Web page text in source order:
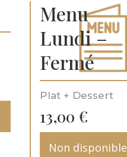
Menu
Lundi –
Fermé
Plat + Dessert
13,00 €
Non disponible